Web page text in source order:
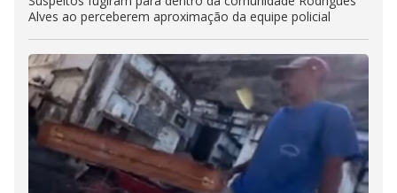
Alves ao perceberem aproximação da equipe policial